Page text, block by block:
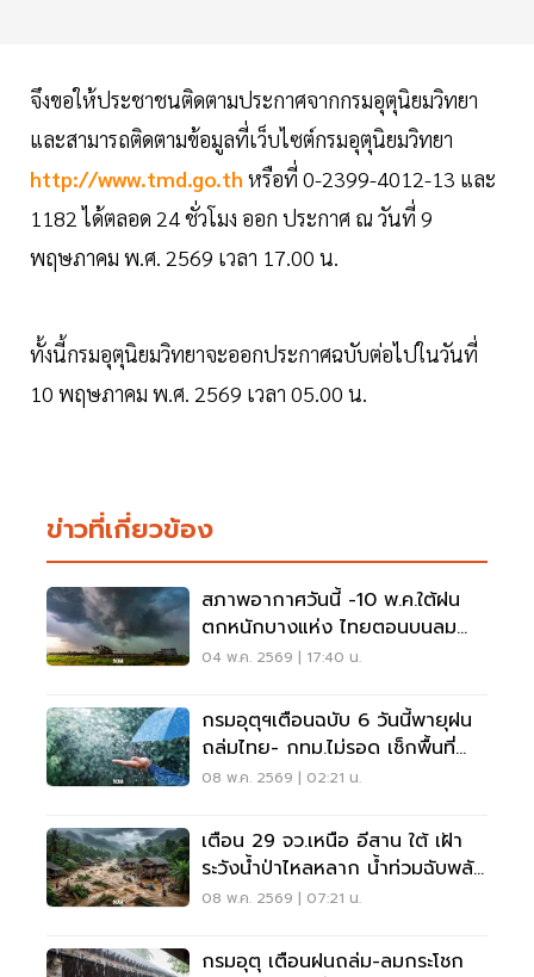
จึงขอให้ประชาชนติดตามประกาศจากกรมอุตุนิยมวิทยา
และสามารถติดตามข้อมูลที่เว็บไซต์กรมอุตุนิยมวิทยา
http://www.tmd.go.th หรือที่ 0-2399-4012-13 และ
1182 ได้ตลอด 24 ชั่วโมง ออก ประกาศ ณ วันที่ 9
พฤษภาคม พ.ศ. 2569 เวลา 17.00 น.
ทั้งนี้กรมอุตุนิยมวิทยาจะออกประกาศฉบับต่อไปในวันที่
10 พฤษภาคม พ.ศ. 2569 เวลา 05.00 น.
ข่าวที่เกี่ยวข้อง
สภาพอากาศวันนี้ -10 พ.ค.ใต้ฝน
ตกหนักบางแห่ง ไทยตอนบนลม
กระโชกแรง
04 พ.ค. 2569 | 17:40 น.
กรมอุตุฯเตือนฉบับ 6 วันนี้พายุฝน
ถล่มไทย- กทม.ไม่รอด เช็กพื้นที่
เสี่ยงด่วน
08 พ.ค. 2569 | 02:21 น.
เตือน 29 จว.เหนือ อีสาน ใต้ เฝ้า
ระวังน้ำป่าไหลหลาก น้ำท่วมฉับพลัน
8-10 พ.ค.69
08 พ.ค. 2569 | 07:21 น.
กรมอุตุ เตือนฝนถล่ม-ลมกระโชก